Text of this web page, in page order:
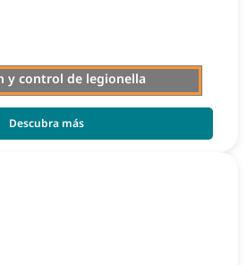
y control de legionella
Descubra más